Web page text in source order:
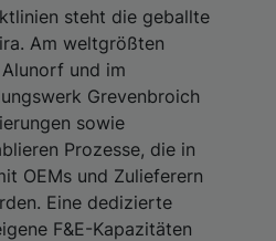
steht die geballte
Am weltgrößten
und im
Grevenbroich
sowie
Prozesse, die in
OEMs und Zulieferern
Eine dedizierte
F&E-Kapazitäten